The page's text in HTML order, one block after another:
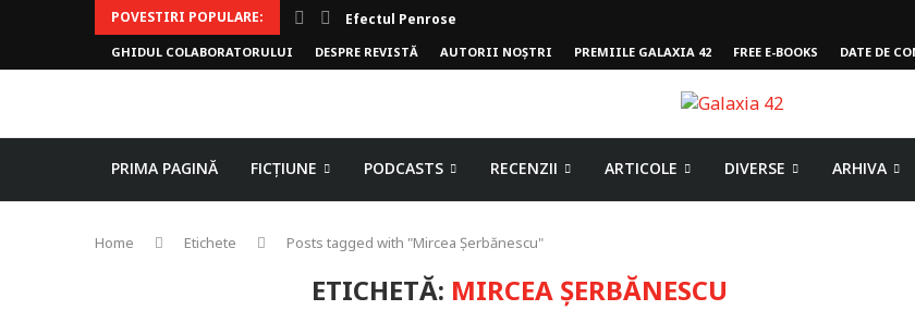
POVESTIRI POPULARE: Efectul Penrose
GHIDUL COLABORATORULUI DESPRE REVISTĂ AUTORII NOȘTRI PREMIILE GALAXIA 42 FREE E-BOOKS DATE DE
PRIMA PAGINĂ FICȚIUNE PODCASTS RECENZII ARTICOLE DIVERSE ARHIVA
Home Etichete Posts tagged with "Mircea Șerbănescu"
ETICHETĂ: MIRCEA ȘERBĂNESCU